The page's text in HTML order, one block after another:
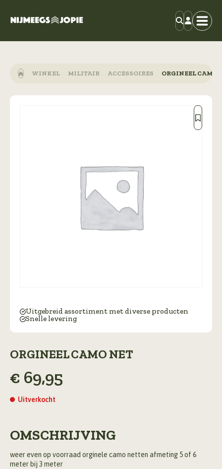
WINKEL MILITAIR ACCESSOIRES ORGINEEL CAMO
Uitgebreid assortiment met diverse producten
Snelle levering
ORGINEEL CAMO NET
€ 69,95
Uitverkocht
OMSCHRIJVING
weer even op voorraad orginele camo netten afmeting 5 of 6
meter bij 3 meter